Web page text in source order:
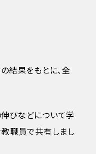
結果をもとに、全
びなどについて学
職員で共有しまし